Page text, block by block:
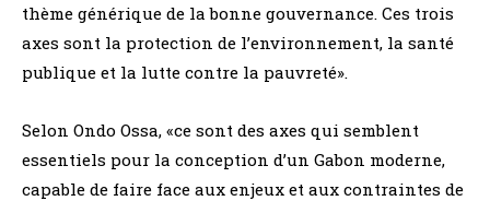
thème générique de la bonne gouvernance. Ces trois
axes sont la protection de l’environnement, la santé
publique et la lutte contre la pauvreté».
Selon Ondo Ossa, «ce sont des axes qui semblent
essentiels pour la conception d’un Gabon moderne,
capable de faire face aux enjeux et aux contraintes de